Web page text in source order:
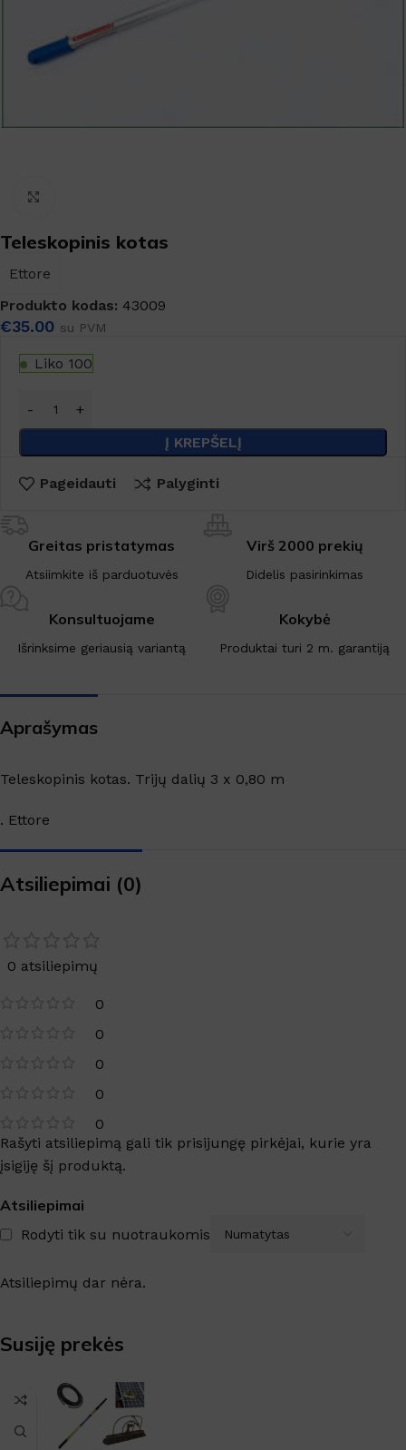
Teleskopinis kotas
Ettore
Produkto kodas: 43009
€35.00 su PVM
Liko 100
Į KREPŠELĮ
Pageidauti Palyginti
Greitas pristatymas
Atsiimkite iš parduotuvės
Virš 2000 prekių
Didelis pasirinkimas
Konsultuojame
Išrinksime geriausią variantą
Kokybė
Produktai turi 2 m. garantiją
Aprašymas
Teleskopinis kotas. Trijų dalių 3 x 0,80 m
. Ettore
Atsiliepimai (0)
0 atsiliepimų
0
0
0
0
0
Atsiliepimai
Rodyti tik su nuotraukomis
Atsiliepimų dar nėra.
Rašyti atsiliepimą gali tik prisijungę pirkėjai, kurie yra
įsigiję šį produktą.
Susiję prekės